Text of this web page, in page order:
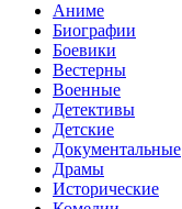
Аниме
Биографии
Боевики
Вестерны
Военные
Детективы
Детские
Документальные
Драмы
Исторические